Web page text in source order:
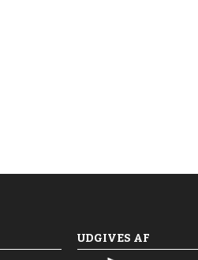
UDGIVES AF